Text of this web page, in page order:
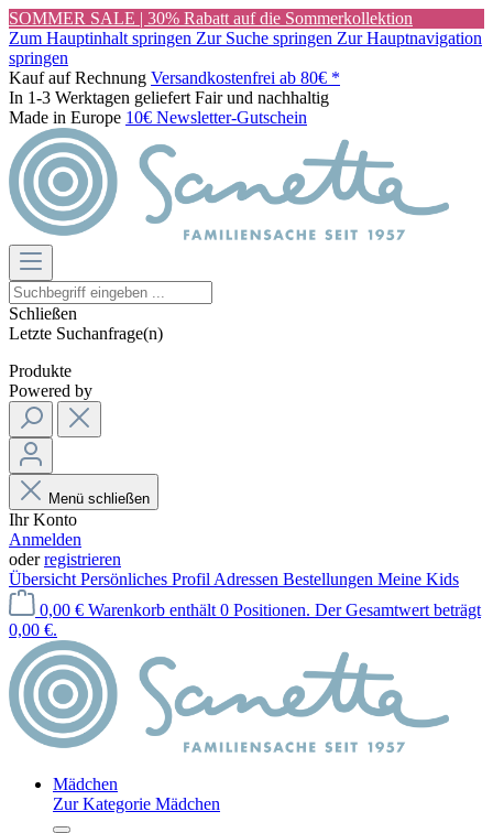
SOMMER SALE | 30% Rabatt auf die Sommerkollektion
Zum Hauptinhalt springen Zur Suche springen Zur Hauptnavigation
springen
Kauf auf Rechnung Versandkostenfrei ab 80€ *
In 1-3 Werktagen geliefert Fair und nachhaltig
Made in Europe 10€ Newsletter-Gutschein
Schließen
Letzte Suchanfrage(n)
Produkte
Powered by
Menü schließen
Ihr Konto
Anmelden
oderregistrieren
Übersicht Persönliches Profil Adressen Bestellungen Meine Kids
0,00 € Warenkorb enthält 0 Positionen. Der Gesamtwert beträgt
0,00 €.
Mädchen
Zur Kategorie Mädchen